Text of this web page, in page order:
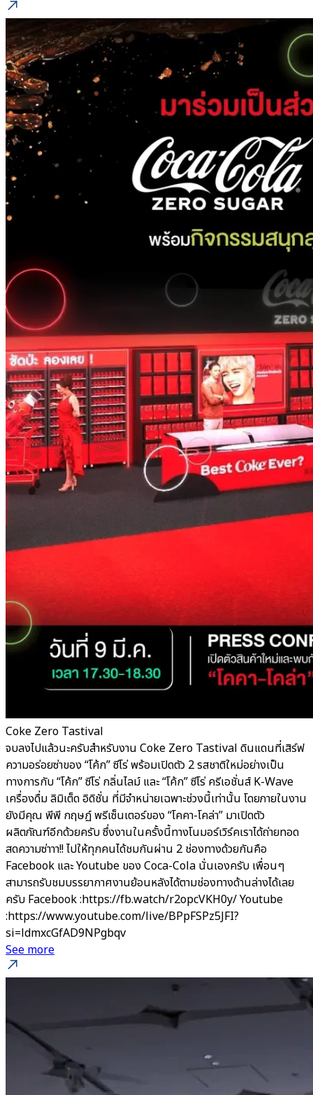
Coke Zero Tastival
จบลงไปแล้วนะครับสำหรับงาน Coke Zero Tastival ดินแดนที่เสิร์ฟ
ความอร่อยซ่าของ “โค้ก” ซีโร่ พร้อมเปิดตัว 2 รสชาติใหม่อย่างเป็น
ทางการกับ “โค้ก” ซีโร่ กลิ่นไลม์ และ “โค้ก” ซีโร่ ครีเอชั่นส์ K-Wave
เครื่องดื่ม ลิมิเต็ด อิดิชั่น ที่มีจำหน่ายเฉพาะช่วงนี้เท่านั้น โดยภายในงาน
ยังมีคุณ พีพี กฤษฏ์ พรีเซ็นเตอร์ของ “โคคา-โคล่า” มาเปิดตัว
ผลิตภัณฑ์อีกด้วยครับ ซึ่งงานในครั้งนี้ทางโนมอร์เวิร์คเราได้ถ่ายทอด
สดความซ่าาา!! ไปให้ทุกคนได้ชมกันผ่าน 2 ช่องทางด้วยกันคือ
Facebook และ Youtube ของ Coca-Cola นั่นเองครับ เพื่อนๆ
สามารถรับชมบรรยากาศงานย้อนหลังได้ตามช่องทางด้านล่างได้เลย
ครับ Facebook :https://fb.watch/r2opcVKH0y/ Youtube
:https://www.youtube.com/live/BPpFSPz5JFI?
si=ldmxcGfAD9NPgbqv
See more